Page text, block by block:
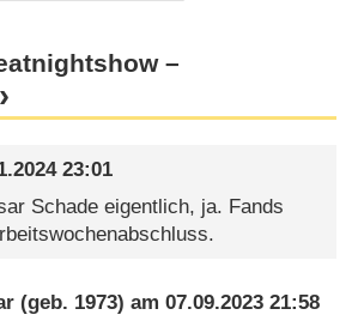
–
23:01
Schade eigentlich, ja. Fands
(geb. 1973) am07.09.2023 21:58